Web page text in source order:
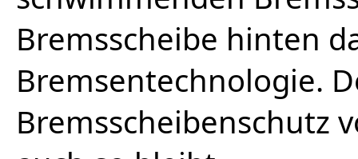
Bremsscheibe hinten
Bremsentechnologie.
Bremsscheibenschutz